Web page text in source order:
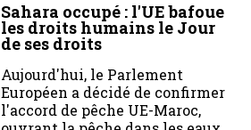
Sahara occupé : l'UE bafoue
les droits humains le Jour
de ses droits
Aujourd'hui, le Parlement
Européen a décidé de confirmer
l'accord de pêche UE-Maroc,